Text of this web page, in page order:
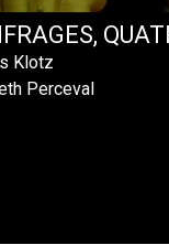
Klotz
Perceval